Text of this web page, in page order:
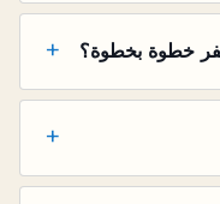
خطوة بخطوة؟ +
+